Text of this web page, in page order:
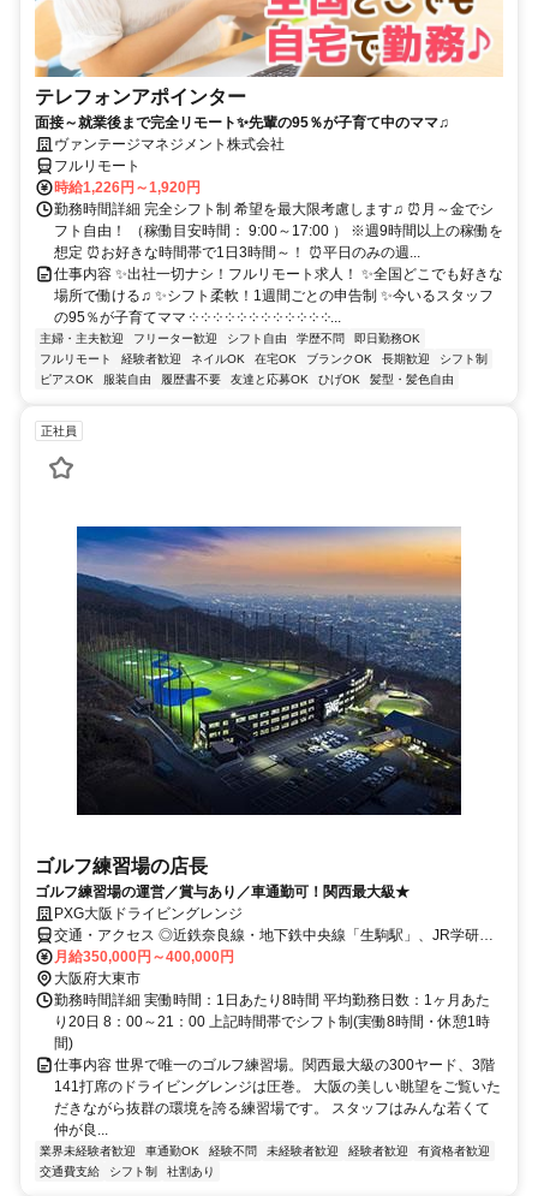
テレフォンアポインター
面接～就業後まで完全リモート✨先輩の95％が子育て中のママ♫
ヴァンテージマネジメント株式会社
フルリモート
時給1,226円～1,920円
勤務時間詳細 完全シフト制 希望を最大限考慮します♫ ⏰月～金でシ
フト自由！ （稼働目安時間： 9:00～17:00 ） ※週9時間以上の稼働を
想定 ⏰お好きな時間帯で1日3時間～！ ⏰平日のみの週...
仕事内容 ✨出社一切ナシ！フルリモート求人！ ✨全国どこでも好きな
場所で働ける♫ ✨シフト柔軟！1週間ごとの申告制 ✨今いるスタッフ
の95％が子育てママ ༶ ༶ ༶ ༶ ༶ ༶ ༶ ༶ ༶ ༶ ༶ ༶...
主婦・主夫歓迎 フリーター歓迎 シフト自由 学歴不問
即日勤務OK
フルリモート
経験者歓迎 ネイルOK 在宅OK ブランクOK 長期歓迎
シフト制
ピアスOK
服装自由 履歴書不要 友達と応募OK ひげOK 髪型・髪色自由
正社員
ゴルフ練習場の店長
ゴルフ練習場の運営／賞与あり／車通勤可！関西最大級★
PXG大阪ドライビングレンジ
交通・アクセス ◎近鉄奈良線・地下鉄中央線「生駒駅」、JR学研都
市線（東西線）「野崎駅」からシャトルバス10分 ◎大阪駅から車で
阪神高速東大阪線・外環状線・阪奈道路を経て30分
月給350,000円～400,000円
大阪府大東市
勤務時間詳細 実働時間：1日あたり8時間 平均勤務日数：1ヶ月あた
り20日 8：00～21：00 上記時間帯でシフト制(実働8時間・休憩1時
間)
仕事内容 世界で唯一のゴルフ練習場。関西最大級の300ヤード、3階
141打席のドライビングレンジは圧巻。 大阪の美しい眺望をご覧いた
だきながら抜群の環境を誇る練習場です。 スタッフはみんな若くて
仲が良...
業界未経験者歓迎 車通勤OK 経験不問 未経験者歓迎 経験者歓迎
有資格者歓迎
交通費支給
シフト制 社割あり